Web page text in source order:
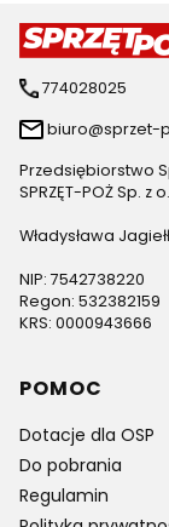
774028025
biuro@sprzet-
Przedsiębiorstwo
SPRZĘT-POŻ Sp. z
Władysława
NIP: 7542738220
Regon: 532382159
KRS: 0000943666
Linki w
POMOC
Dotacje dla OSP
Do pobrania
Regulamin